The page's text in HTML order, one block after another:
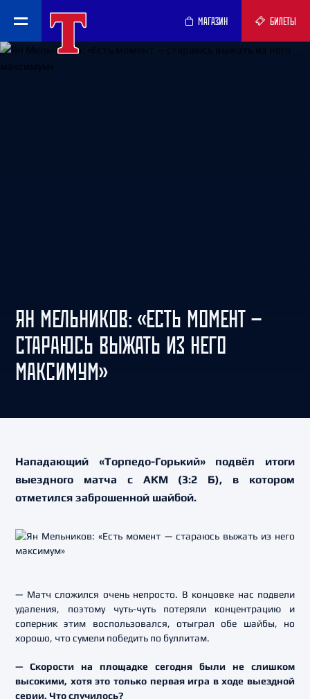
МАГАЗИН БИЛЕТЫ
ЯН МЕЛЬНИКОВ: «ЕСТЬ МОМЕНТ —
СТАРАЮСЬ ВЫЖАТЬ ИЗ НЕГО
МАКСИМУМ»
Нападающий «Торпедо-Горький» подвёл итоги
выездного матча с АКМ (3:2 Б), в котором
отметился заброшенной шайбой.
— Матч сложился очень непросто. В концовке нас подвели
удаления, поэтому чуть-чуть потеряли концентрацию и
соперник этим воспользовался, отыграл обе шайбы, но
хорошо, что сумели победить по буллитам.
— Скорости на площадке сегодня были не слишком
высокими, хотя это только первая игра в ходе выездной
серии. Что случилось?